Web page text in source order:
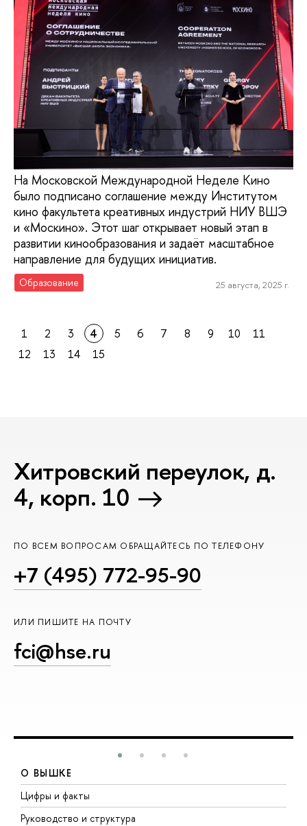
На Московской Международной Неделе Кино
было подписано соглашение между Институтом
кино факультета креативных индустрий НИУ ВШЭ
и «Москино». Этот шаг открывает новый этап в
развитии кинообразования и задаёт масштабное
направление для будущих инициатив.
Образование 25 августа, 2025 г.
1 2 3 4 5 6 7 8 9 10
11
12
13 14 15
Хитровский переулок, д.
4, корп. 10
ПО ВСЕМ ВОПРОСАМ ОБРАЩАЙТЕСЬ ПО ТЕЛЕФОНУ
+7 (495) 772-95-90
ИЛИ ПИШИТЕ НА ПОЧТУ
fci@hse.ru
О ВЫШКЕ
Цифры и факты
Руководство и структура